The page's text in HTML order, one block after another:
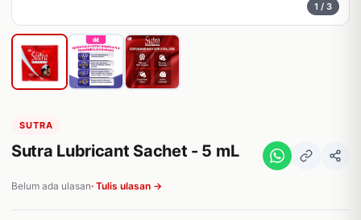
1 / 3
SUTRA
Sutra Lubricant Sachet - 5 mL
Belum ada ulasan· Tulis ulasan →